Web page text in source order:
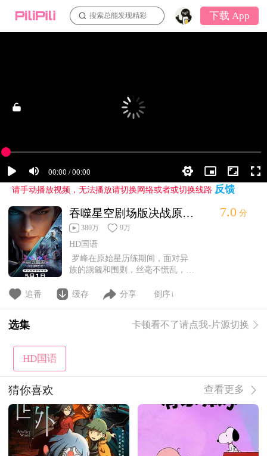
搜索总能发现精彩 下载 App
请手动播放视频，无法播放请切换网络或者或切换线路 反馈
吞噬星空剧场版决战原始星第1集
380万 9万
HD国语
罗峰在原始星历练期间，面对异
族的觊觎和围剿，丝毫不慌乱，利
护了人族尊严。“我有一刀，可斩
族、机械族与虫族再次出现，组成
7.0 分
追番 缓存 分享 倒序↓
选集 卡顿看不了请点我-片源切换
HD国语
猜你喜欢 查看更多